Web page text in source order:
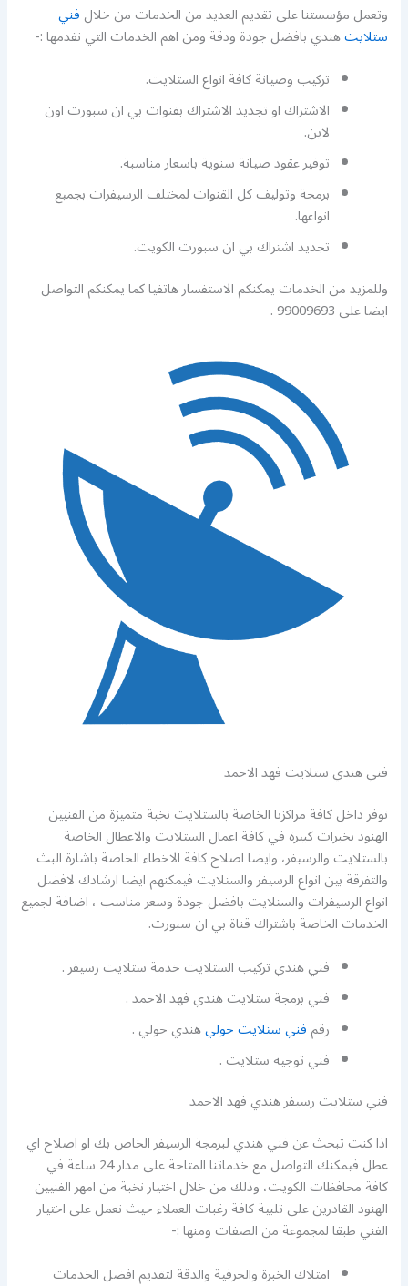
وتعمل مؤسستنا على تقديم العديد من الخدمات من خلالفني
ستلايتهندي بافضل جودة ودقة ومن اهم الخدمات التي نقدمها :-
تركيب وصيانة كافة انواع الستلايت.
الاشتراك او تجديد الاشتراك بقنوات بي ان سبورت اون
لاين.
توفير عقود صيانة سنوية باسعار مناسبة.
برمجة وتوليف كل القنوات لمختلف الرسيفرات بجميع
انواعها.
تجديد اشتراك بي ان سبورت الكويت.
وللمزيد من الخدمات يمكنكم الاستفسار هاتفيا كما يمكنكم التواصل
ايضا على 99009693 .
فني هندي ستلايت فهد الاحمد
نوفر داخل كافة مراكزنا الخاصة بالستلايت نخبة متميزة من الفنيين
الهنود بخبرات كبيرة في كافة اعمال الستلايت والاعطال الخاصة
بالستلايت والرسيفر، وايضا اصلاح كافة الاخطاء الخاصة باشارة البث
والتفرقة بين انواع الرسيفر والستلايت فيمكنهم ايضا ارشادك لافضل
انواع الرسيفرات والستلايت بافضل جودة وسعر مناسب ، اضافة لجميع
الخدمات الخاصة باشتراك قناة بي ان سبورت.
فني هندي تركيب الستلايت خدمة ستلايت رسيفر .
فني برمجة ستلايت هندي فهد الاحمد .
رقمفني ستلايت حوليهندي حولي .
فني توجيه ستلايت .
فني ستلايت رسيفر هندي فهد الاحمد
اذا كنت تبحث عن فني هندي لبرمجة الرسيفر الخاص بك او اصلاح اي
عطل فيمكنك التواصل مع خدماتنا المتاحة على مدار 24 ساعة في
كافة محافظات الكويت، وذلك من خلال اختيار نخبة من امهر الفنيين
الهنود القادرين على تلبية كافة رغبات العملاء حيث نعمل على اختيار
الفني طبقا لمجموعة من الصفات ومنها :-
امتلاك الخبرة والحرفية والدقة لتقديم افضل الخدمات